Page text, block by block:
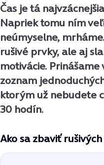
Čas je tá
Napriek tomu ním
neúmyselne,
rušivé prvky, ale aj
motivácie.
zoznam
ktorým už nebudete
30 hodín.
Ako sa zbaviť